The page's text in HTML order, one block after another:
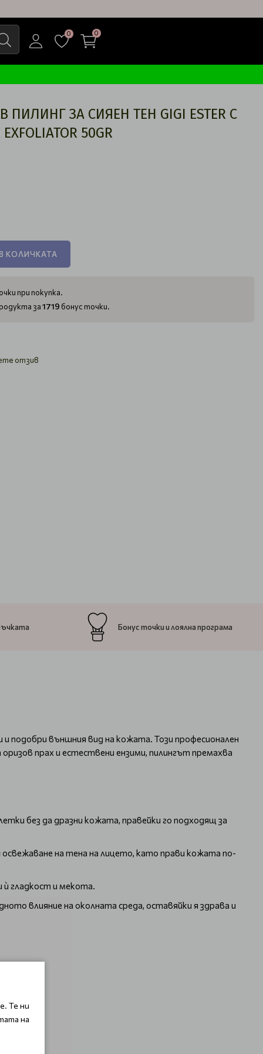
0 0
ЗА СИЯЕН ТЕН GIGI ESTER C
50GR
КОЛИЧКАТА
при покупка.
за1719 бонус точки.
отзив
Бонус точки и лоялна програма
подобри външния вид на кожата. Този професионален
прах и естествени ензими, пилингът премахва
без да дразни кожата, правейки го подходящ за
на тена на лицето, като прави кожата по-
гладкост и мекота.
влияние на околната среда, оставяйки я здрава и
Те ни
на